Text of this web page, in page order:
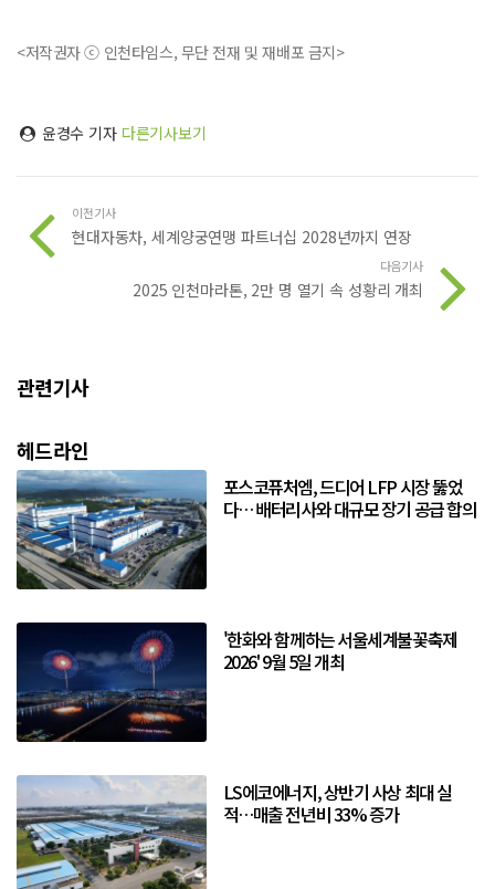
<저작권자 ⓒ 인천타임스, 무단 전재 및 재배포 금지>
윤경수 기자 다른기사보기
이전기사
현대자동차, 세계양궁연맹 파트너십 2028년까지 연장
다음기사
2025 인천마라톤, 2만 명 열기 속 성황리 개최
관련기사
헤드라인
포스코퓨처엠, 드디어 LFP 시장 뚫었
다… 배터리사와 대규모 장기 공급 합의
'한화와 함께하는 서울세계불꽃축제
2026' 9월 5일 개최
LS에코에너지, 상반기 사상 최대 실
적…매출 전년비 33% 증가